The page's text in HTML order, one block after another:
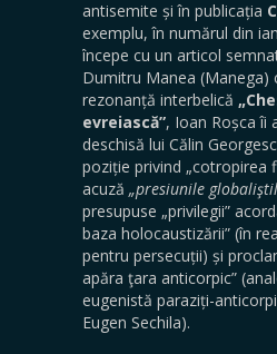
antisemite și în publicația
exemplu, în numărul din
începe cu un articol
Dumitru Manea (Manega)
rezonanță interbelică
evreiască”, Ioan Roșca îi
deschisă lui Călin
poziție privind „cotropirea
acuză „presiunile
presupuse „privilegii”
baza holocaustizării” (în
pentru persecuții) și
apăra ţara anticorpic”
eugenistă paraziți-
Eugen Sechila).